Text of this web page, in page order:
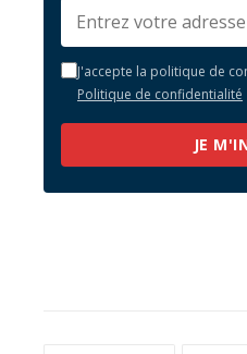
J'accepte la politique de
Politique de confidentialité
JE